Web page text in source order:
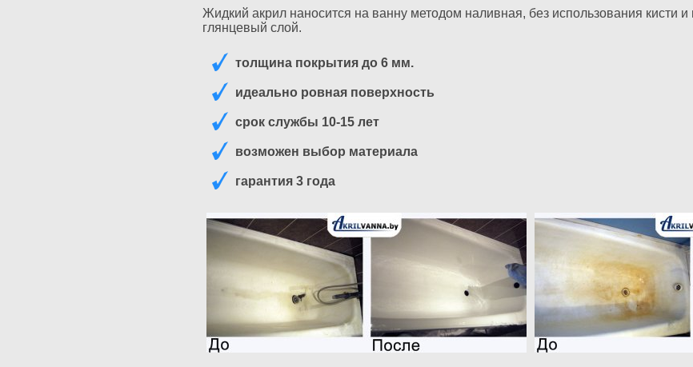
Жидкий акрил наносится на ванну методом наливная, без использования кисти
глянцевый слой.
толщина покрытия до 6 мм.
идеально ровная поверхность
срок службы 10-15 лет
возможен выбор материала
гарантия 3 года